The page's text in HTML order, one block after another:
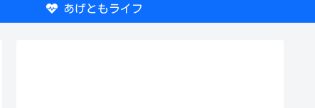
あげともライフ